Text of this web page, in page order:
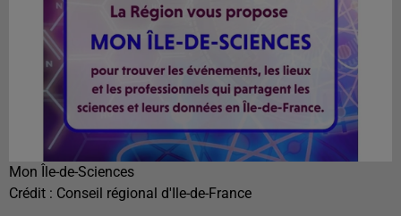
Mon Île-de-Sciences
Crédit : Conseil régional d'Ile-de-France